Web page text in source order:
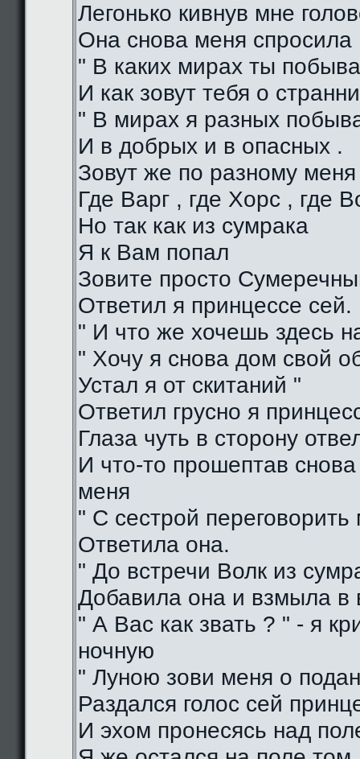
Легонько кивнув мне
Она снова меня спросила
" В каких мирах ты
И как зовут тебя о
" В мирах я разных
И в добрых и в опасных .
Зовут же по разному меня
Где Варг , где Хорс , где
Но так как из сумрака
Я к Вам попал
Зовите просто
Ответил я принцессе сей.
" И что же хочешь здесь
" Хочу я снова дом свой
Устал я от скитаний "
Ответил грусно я
Глаза чуть в сторону
И что-то прошептав
меня
" С сестрой
Ответила она.
" До встречи Волк из
Добавила она и взмыла в
" А Вас как звать ? " - я
ночную
" Луною зови меня о
Раздался голос сей
И эхом пронесясь над